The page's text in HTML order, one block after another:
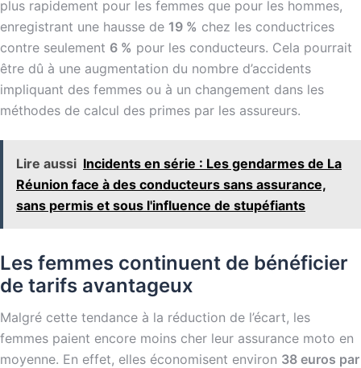
plus rapidement pour les femmes que pour les hommes,
enregistrant une hausse de 19 % chez les conductrices
contre seulement 6 % pour les conducteurs. Cela pourrait
être dû à une augmentation du nombre d’accidents
impliquant des femmes ou à un changement dans les
méthodes de calcul des primes par les assureurs.
Lire aussi Incidents en série : Les gendarmes de La
Réunion face à des conducteurs sans assurance,
sans permis et sous l'influence de stupéfiants
Les femmes continuent de bénéficier
de tarifs avantageux
Malgré cette tendance à la réduction de l’écart, les
femmes paient encore moins cher leur assurance moto en
moyenne. En effet, elles économisent environ 38 euros par